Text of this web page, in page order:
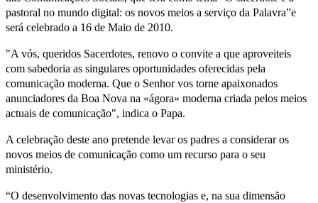
pastoral no mundo digital: os novos meios a serviço da Palavra”e
será celebrado a 16 de Maio de 2010.
"A vós, queridos Sacerdotes, renovo o convite a que aproveiteis
com sabedoria as singulares oportunidades oferecidas pela
comunicação moderna. Que o Senhor vos torne apaixonados
anunciadores da Boa Nova na «ágora» moderna criada pelos meios
actuais de comunicação", indica o Papa.
A celebração deste ano pretende levar os padres a considerar os
novos meios de comunicação como um recurso para o seu
ministério.
“O desenvolvimento das novas tecnologias e, na sua dimensão